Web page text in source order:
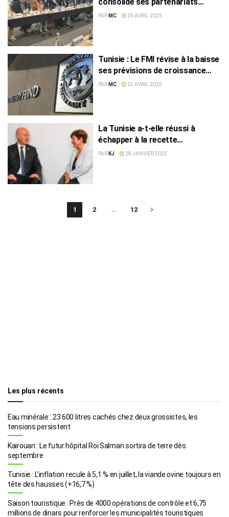
stratégiques avec la BM et la
PAR MC 26 AVRIL 2025
Tunisie : Le FMI révise à la baisse
ses prévisions de croissance
pour 2025 et 2026
PAR MC 23 AVRIL 2025
La Tunisie a-t-elle réussi à
échapper à la recette
austéritaire du FMI ?
PAR KJ 28 JANVIER 2025
1 2 … 12
Les plus récents
Eau minérale : 23 600 litres cachés chez deux grossistes, les
tensions persistent
Kairouan : Le futur hôpital Roi Salman sortira de terre dès
septembre
Tunisie : L’inflation recule à 5,1 % en juillet, la viande ovine toujours en
tête des hausses (+16,7 %)
Saison touristique : Près de 4000 opérations de contrôle et 6,75
millions de dinars pour renforcer les municipalités touristiques